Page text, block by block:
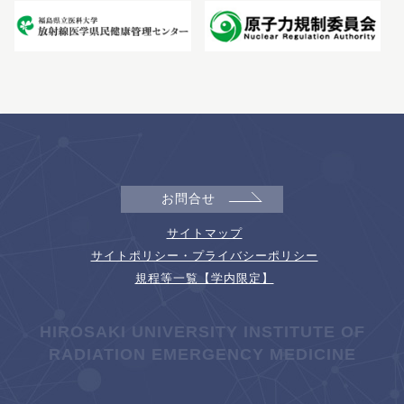
お問合せ
サイトマップ
サイトポリシー・プライバシーポリシー
規程等一覧【学内限定】
HIROSAKI UNIVERSITY INSTITUTE OF
RADIATION EMERGENCY MEDICINE